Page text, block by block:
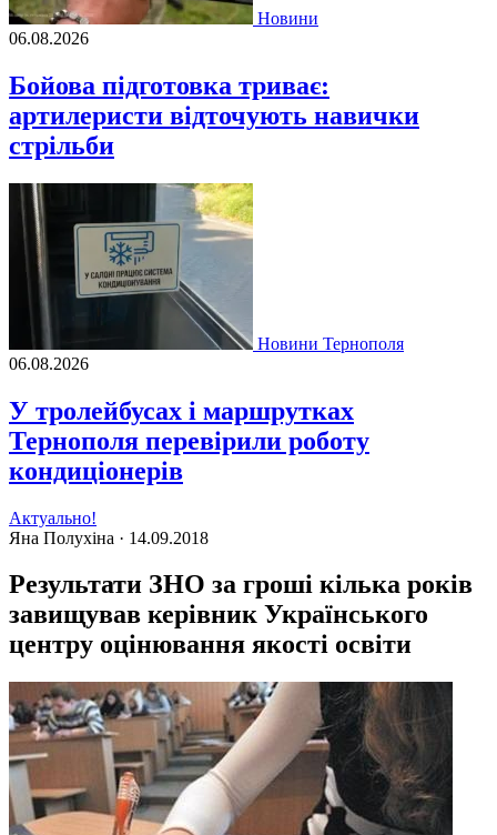
Новини
06.08.2026
Бойова підготовка триває:
артилеристи відточують навички
стрільби
Новини Тернополя
06.08.2026
У тролейбусах і маршрутках
Тернополя перевірили роботу
кондиціонерів
Актуально!
Яна Полухіна · 14.09.2018
Результати ЗНО за гроші кілька років
завищував керівник Українського
центру оцінювання якості освіти